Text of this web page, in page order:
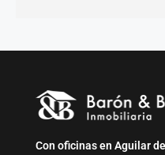
Con oficinas en Aguilar